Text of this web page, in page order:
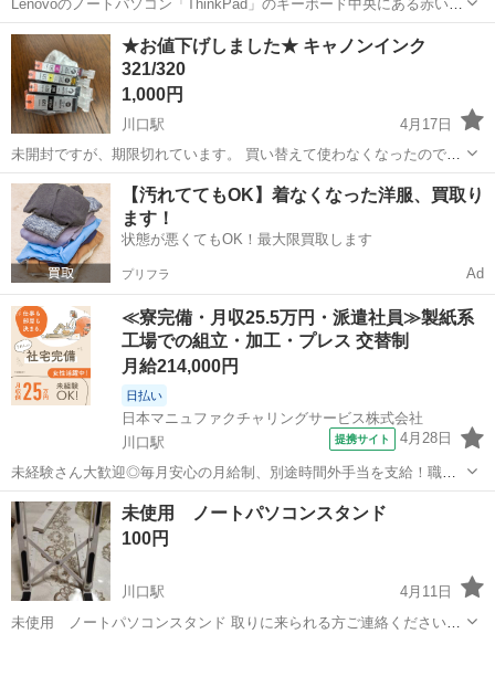
Lenovoのノートパソコン「ThinkPad」のキーボード中央にある赤いポ
インティングデバイス専用の交換用キャップです。 製品名: ThinkPad
トラックポイント・キャップ 用途: 汚れたり消耗したキャップの交換
や...
埼玉 川口市 川口駅 その他 Lenovo
★お値下げしました★ キャノンインク
321/320
1,000円
川口駅
4月17日
未開封ですが、期限切れています。 買い替えて使わなくなったので必
要な方に、、、。 プロフ読んだ上で、最後まで常識的な対応が出来る
方には500円オフでお譲りします。 お取引後はNCNRでお願いします。
埼玉 川口市 川口駅 プリンター キャノン
【汚れててもOK】着なくなった洋服、買取り
ます！
状態が悪くてもOK！最大限買取します
プリフラ Ad
≪寮完備・月収25.5万円・派遣社員≫製紙系
工場での組立・加工・プレス 交替制
月給214,000円
日払い
日本マニュファクチャリングサービス株式会社
川口駅
提携サイト 4月28日
未経験さん大歓迎◎毎月安心の月給制、別途時間外手当を支給！職場
へはアクセス良好♪マイカー通勤もOK★家電備品つきの寮をご用意し
ています！ 人気の工場のお仕事/sai250926-T ★機械設備オペレーター
業務及び付帯業務★...
埼玉 川口市 川口駅 その他
未使用 ノートパソコンスタンド
100円
川口駅
4月11日
未使用 ノートパソコンスタンド 取りに来られる方ご連絡ください。